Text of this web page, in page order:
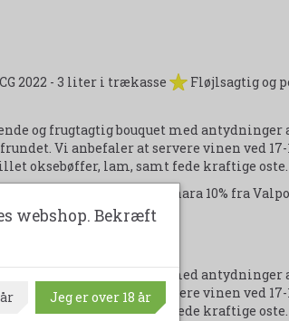
2022 - 3 liter i trækasse
Fløjlsagtig og
og frugtagtig bouquet med antydninger
Vi anbefaler at servere vinen ved 17-
oksebøffer, lam, samt fede kraftige oste.
- Rondinella 30% Molinara 10% fra
populære vinhus Zeni.
og frugtagtig bouquet med antydninger
Vi anbefaler at servere vinen ved 17-
oksebøffer, lam, samt fede kraftige oste.
webshop. Bekræft
Jeg er over 18 år